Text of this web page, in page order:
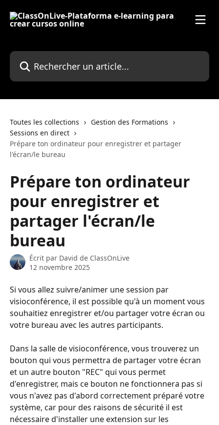
Rechercher un article...
Toutes les collections
Gestion des Formations
Sessions en direct
Prépare ton ordinateur pour enregistrer et partager
l'écran/le bureau
Prépare ton ordinateur
pour enregistrer et
partager l'écran/le
bureau
Écrit par David de ClassOnLive
12 novembre 2025
Si vous allez suivre/animer une session par
visioconférence, il est possible qu'à un moment vous
souhaitiez enregistrer et/ou partager votre écran ou
votre bureau avec les autres participants.
Dans la salle de visioconférence, vous trouverez un
bouton qui vous permettra de partager votre écran
et un autre bouton "REC" qui vous permet
d'enregistrer, mais ce bouton ne fonctionnera pas si
vous n'avez pas d'abord correctement préparé votre
système, car pour des raisons de sécurité il est
nécessaire d'installer une extension sur les